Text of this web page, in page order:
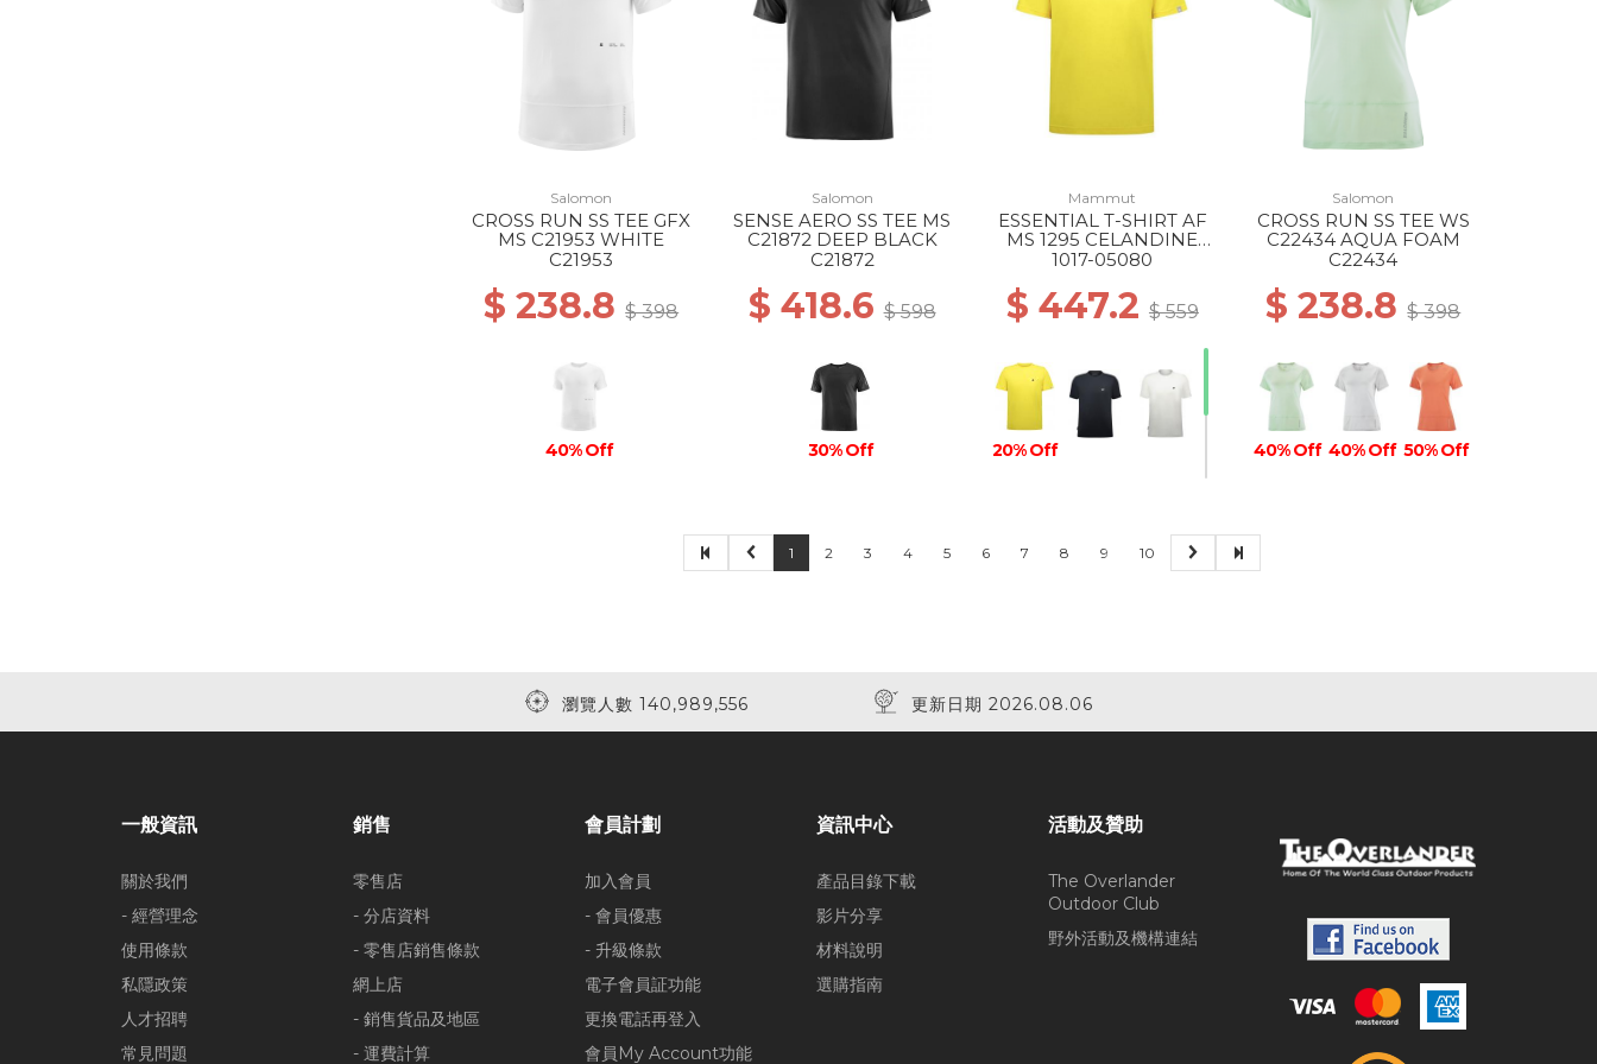
Salomon
CROSS RUN SS TEE GFX
MS C21953 WHITE
C21953
$ 238.8$ 398
40% Off
Salomon
SENSE AERO SS TEE MS
C21872 DEEP BLACK
C21872
$ 418.6$ 598
30% Off
Mammut
ESSENTIAL T-SHIRT AF
MS 1295 CELANDINE
PRT1
1017-05080
$ 447.2 $ 559
20% Off
Salomon
CROSS RUN SS TEE WS
C22434 AQUA FOAM
C22434
$ 238.8$ 398
40% Off 40% Off 50% Off
1 2 3 4 5 6 7 8 9 10
瀏覽人數 140,989,556 更新日期 2026.08.06
一般資訊
關於我們
- 經營理念
使用條款
私隱政策
人才招聘
常見問題
銷售
零售店
- 分店資料
- 零售店銷售條款
網上店
- 銷售貨品及地區
- 運費計算
會員計劃
加入會員
- 會員優惠
- 升級條款
電子會員証功能
更換電話再登入
會員My Account功能
資訊中心
產品目錄下載
影片分享
材料說明
選購指南
活動及贊助
The Overlander
Outdoor Club
野外活動及機構連結